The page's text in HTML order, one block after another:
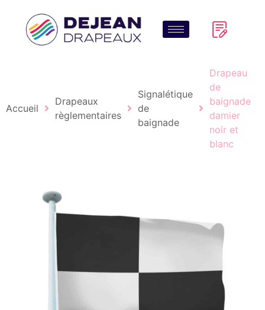
Accueil
Drapeaux
règlementaires
Signalétique
de
baignade
Drapeau
de
baignade
damier
noir et
blanc